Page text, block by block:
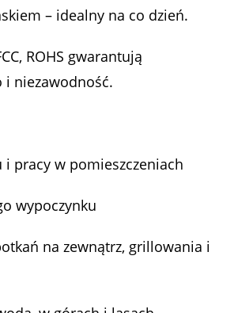
– idealny na co dzień.
ROHS gwarantują
i niezawodność.
pracy w pomieszczeniach
wypoczynku
na zewnątrz, grillowania i